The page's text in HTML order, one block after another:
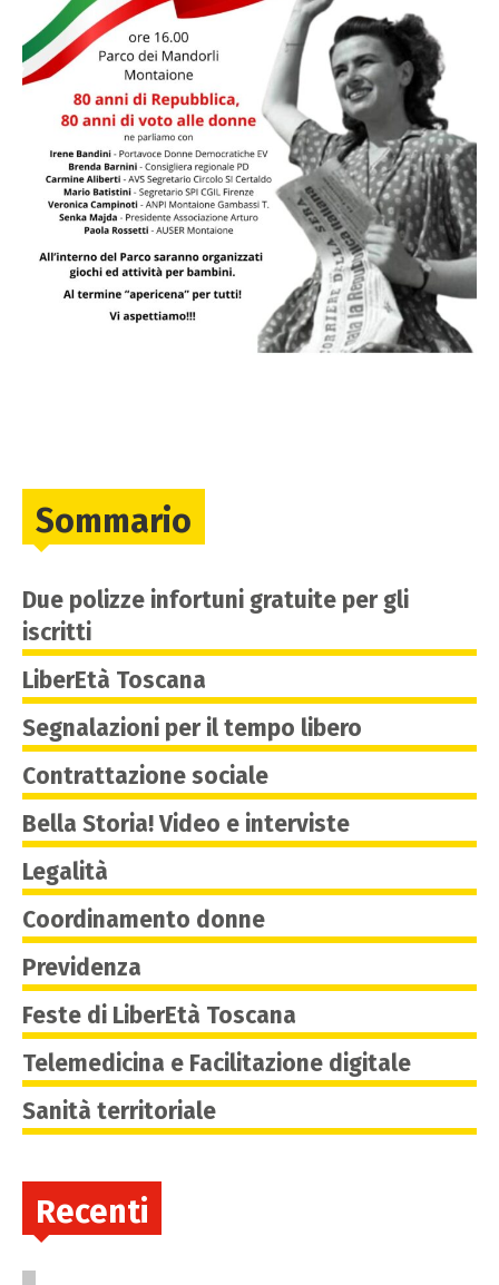
Sommario
Due polizze infortuni gratuite per gli
iscritti
LiberEtà Toscana
Segnalazioni per il tempo libero
Contrattazione sociale
Bella Storia! Video e interviste
Legalità
Coordinamento donne
Previdenza
Feste di LiberEtà Toscana
Telemedicina e Facilitazione digitale
Sanità territoriale
Recenti